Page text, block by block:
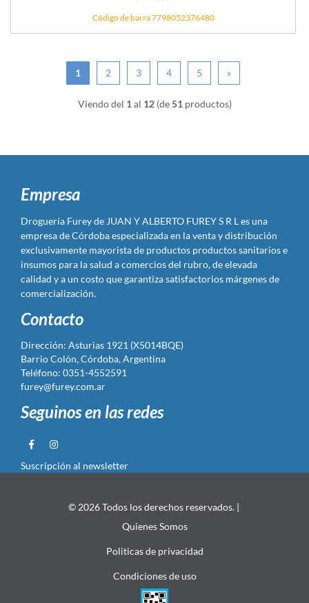
Código de barra 7798052376480
1 2 3 4 5 »
Viendo del 1 al 12(de51 productos)
Empresa
Droguería Furey de JUAN Y ALBERTO FUREY S R L es una
empresa de Córdoba especializada en la venta y distribución
exclusivamente mayorista de productos productos sanitarios e
insumos para la salud a comercios del rubro, de elevada
calidad y a un costo que garantiza satisfactorios márgenes de
comercialización.
Contacto
Dirección: Asturias 1921 (X5014BQE)
Barrio Colón, Córdoba, Argentina
Teléfono: 0351-4552591
furey@furey.com.ar
Seguinos en las redes
Suscripción al newsletter
© 2026 Todos los derechos reservados. |
Quienes Somos
Politicas de privacidad
Condiciones de uso